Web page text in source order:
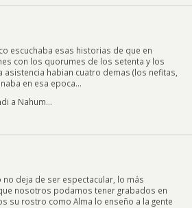
escuchaba esas historias de que en
con los quorumes de los setenta y los
asistencia habian cuatro demas (los nefitas,
en esa epoca…
a Nahum…
no deja de ser espectacular, lo más
nosotros podamos tener grabados en
su rostro como Alma lo enseño a la gente